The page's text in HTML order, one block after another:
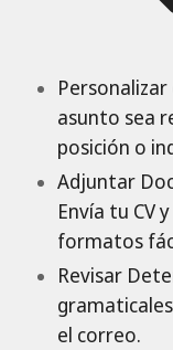
asunto sea
posición o
Adjuntar
Envía tu CV
formatos
Revisar
el correo.